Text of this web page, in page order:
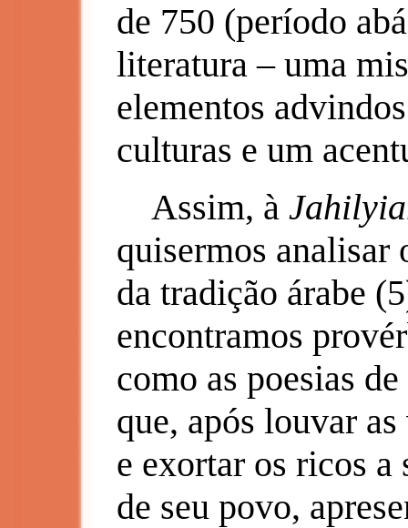
de 750 (período
literatura – uma
elementos
culturas e um
Assim, à
quisermos analisar
da tradição árabe
encontramos
como as poesias
que, após louvar
e exortar os ricos a
de seu povo,